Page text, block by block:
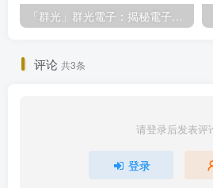
「群光」群光電子：揭秘電子零組件市場的投資機會与風險！
评论 共3条
请登录后发表评
登录